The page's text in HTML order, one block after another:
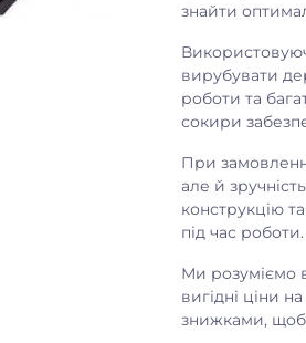
знайти
вирубувати
роботи та
сокири
При
але й
конструкцію
під час роботи.
Ми розуміємо
вигідні ціни
знижками, щоб